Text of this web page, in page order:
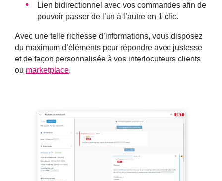
Lien bidirectionnel avec vos commandes afin de
pouvoir passer de l’un à l’autre en 1 clic.
Avec une telle richesse d’informations, vous disposez
du maximum d’éléments pour répondre avec justesse
et de façon personnalisée à vos interlocuteurs clients
ou marketplace.